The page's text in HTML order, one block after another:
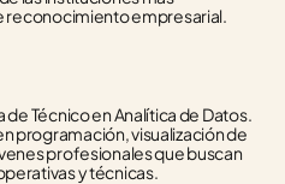
reconocimiento empresarial.
Técnico en Analítica de Datos.
programación, visualización de
profesionales que buscan
y técnicas.